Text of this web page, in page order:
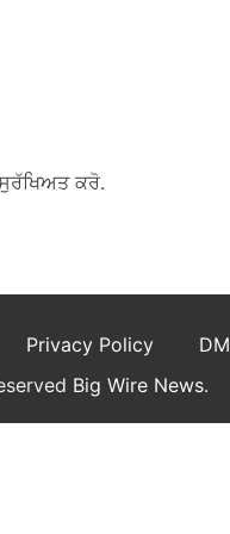
ਕਰੋ.
Privacy Policy
Big Wire News.